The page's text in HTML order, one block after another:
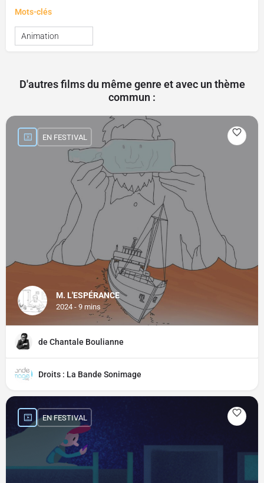
Mots-clés
Animation
D'autres films du même genre et avec un thème
commun :
M. L'ESPÉRANCE
2024 - 9 mins
EN FESTIVAL
de Chantale Boulianne
Droits : La Bande Sonimage
EN FESTIVAL